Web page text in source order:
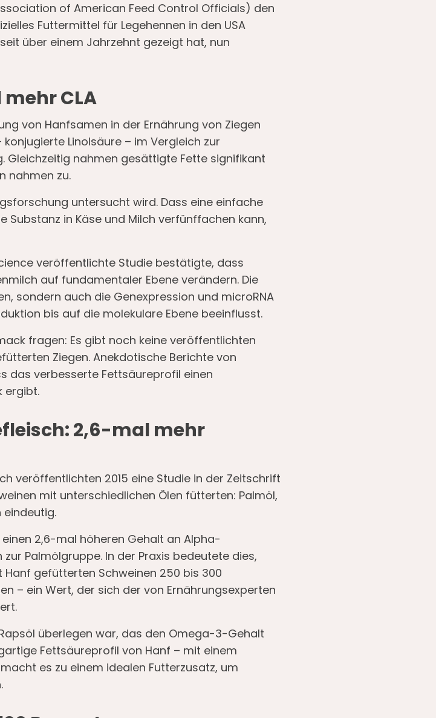
of American Feed Control Officials) den
Futtermittel für Legehennen in den USA
über einem Jahrzehnt gezeigt hat, nun
CLA
von Hanfsamen in der Ernährung von Ziegen
Linolsäure – im Vergleich zur
Gleichzeitig nahmen gesättigte Fette signifikant
nahmen zu.
untersucht wird. Dass eine einfache
Substanz in Käse und Milch verfünffachen kann,
veröffentlichte Studie bestätigte, dass
auf fundamentaler Ebene verändern. Die
sondern auch die Genexpression und microRNA
bis auf die molekulare Ebene beeinflusst.
fragen: Es gibt noch keine veröffentlichten
Ziegen. Anekdotische Berichte von
das verbesserte Fettsäureprofil einen
ergibt.
2,6-mal mehr
veröffentlichten 2015 eine Studie in der Zeitschrift
mit unterschiedlichen Ölen fütterten: Palmöl,
eindeutig.
2,6-mal höheren Gehalt an Alpha-
Palmölgruppe. In der Praxis bedeutete dies,
gefütterten Schweinen 250 bis 300
– ein Wert, der sich der von Ernährungsexperten
überlegen war, das den Omega-3-Gehalt
Fettsäureprofil von Hanf – mit einem
es zu einem idealen Futterzusatz, um